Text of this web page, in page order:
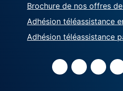
Brochure de nos offres
Adhésion téléassistance
Adhésion téléassistance